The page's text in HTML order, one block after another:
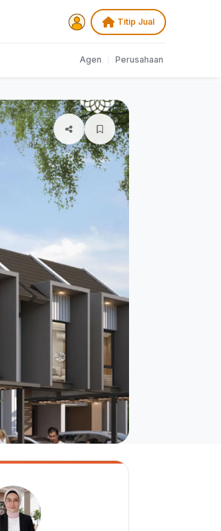
Titip Jual
Agen Perusahaan